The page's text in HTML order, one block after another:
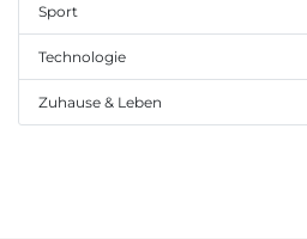
Sport
Technologie
Zuhause & Leben